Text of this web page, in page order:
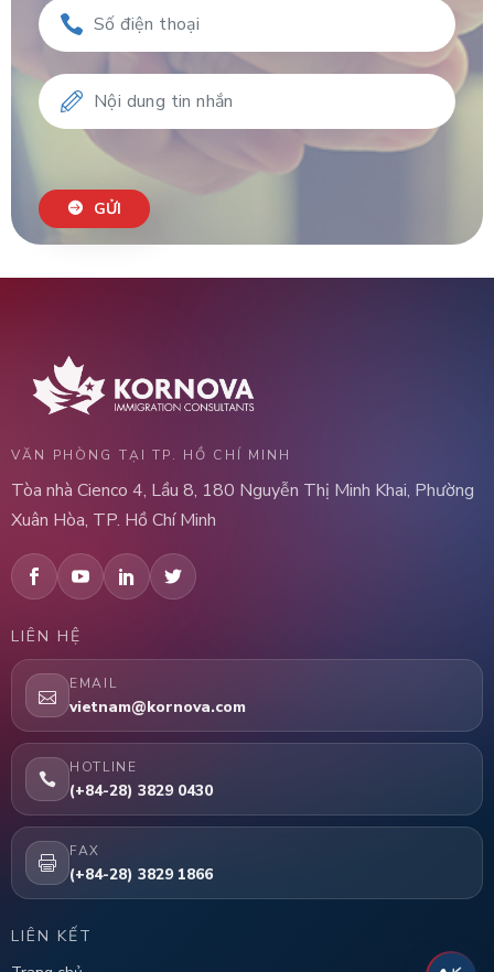
GỬI
VĂN PHÒNG TẠI TP. HỒ CHÍ MINH
Tòa nhà Cienco 4, Lầu 8, 180 Nguyễn Thị Minh Khai, Phường
Xuân Hòa, TP. Hồ Chí Minh
LIÊN HỆ
EMAIL
vietnam@kornova.com
HOTLINE
(+84-28) 3829 0430
FAX
(+84-28) 3829 1866
LIÊN KẾT